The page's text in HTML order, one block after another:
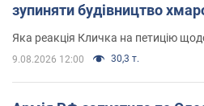
зупиняти будівництво
вірянина"
Яка реакція Кличка на петицію
9.08.2026 12:00 30,3 т.